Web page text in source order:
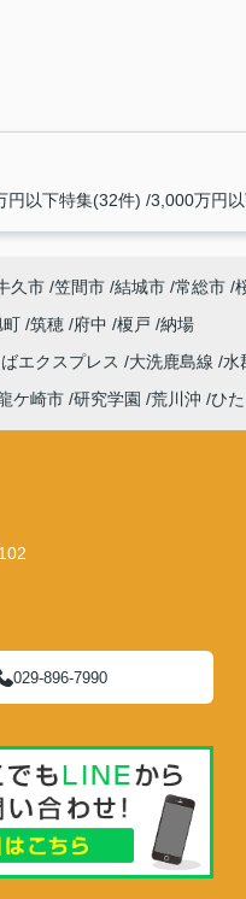
円以下特集(32件) 3,000万円
久市 笠間市 結城市 常総市
町 筑穂 府中 榎戸 納場
エクスプレス 大洗鹿島線 水
ケ崎市 研究学園 荒川沖 ひ
029-896-7990